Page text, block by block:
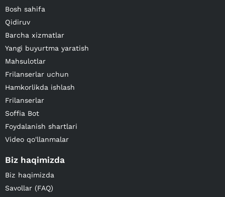
Bosh sahifa
Qidiruv
Barcha xizmatlar
Yangi buyurtma yaratish
Mahsulotlar
Frilanserlar uchun
Hamkorlikda ishlash
Frilanserlar
Soffia Bot
Foydalanish shartlari
Video qo'llanmalar
Biz haqimizda
Biz haqimizda
Savollar (FAQ)